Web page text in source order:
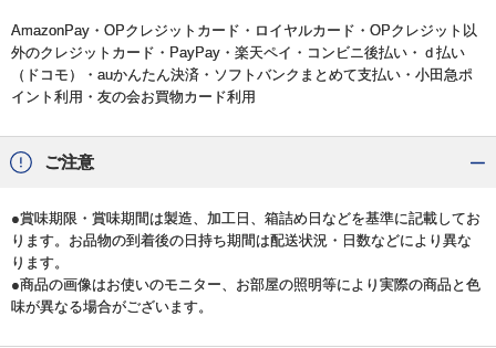
AmazonPay・OPクレジットカード・ロイヤルカード・OPクレジット以
外のクレジットカード・PayPay・楽天ペイ・コンビニ後払い・ｄ払い
（ドコモ）・auかんたん決済・ソフトバンクまとめて支払い・小田急ポ
イント利用・友の会お買物カード利用
ご注意
●賞味期限・賞味期間は製造、加工日、箱詰め日などを基準に記載してお
ります。お品物の到着後の日持ち期間は配送状況・日数などにより異な
ります。
●商品の画像はお使いのモニター、お部屋の照明等により実際の商品と色
味が異なる場合がございます。